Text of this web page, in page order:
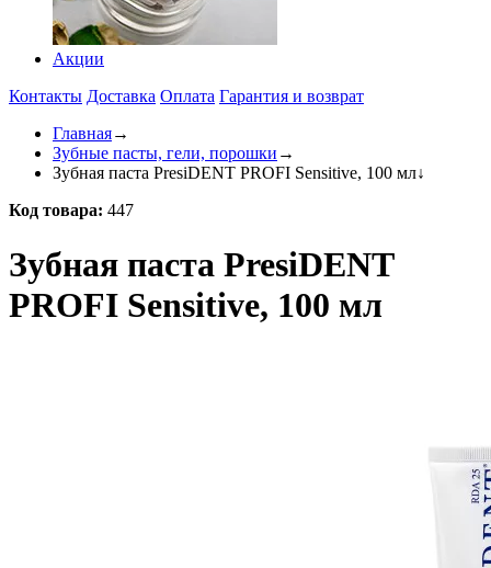
Акции
Контакты Доставка Оплата Гарантия и возврат
Главная→
Зубные пасты, гели, порошки →
Зубная паста PresiDENT PROFI Sensitive, 100 мл↓
Код товара: 447
Зубная паста PresiDENT
PROFI Sensitive, 100 мл